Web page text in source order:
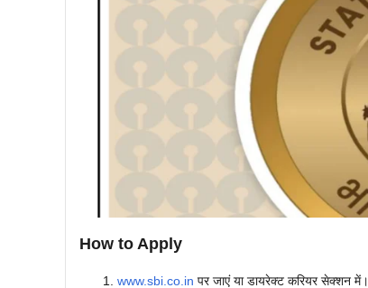
How to Apply
www.sbi.co.in पर जाएं या डायरेक्ट करियर सेक्शन में।